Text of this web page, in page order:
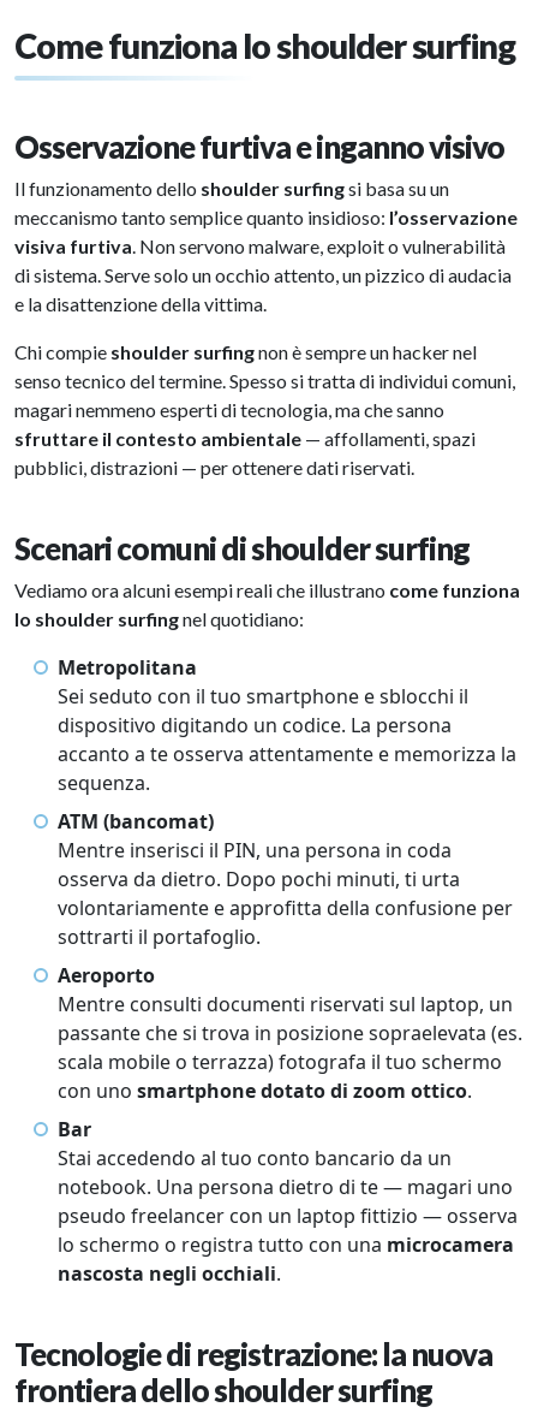
Come funziona lo shoulder surfing
Osservazione furtiva e inganno visivo
Il funzionamento dello shoulder surfingsi basa su un
meccanismo tanto semplice quanto insidioso: l’osservazione
visiva furtiva. Non servono malware, exploit o vulnerabilità
di sistema. Serve solo un occhio attento, un pizzico di audacia
e la disattenzione della vittima.
Chi compie shoulder surfingnon è sempre un hacker nel
senso tecnico del termine. Spesso si tratta di individui comuni,
magari nemmeno esperti di tecnologia, ma che sanno
sfruttare il contesto ambientale — affollamenti, spazi
pubblici, distrazioni — per ottenere dati riservati.
Scenari comuni di shoulder surfing
Vediamo ora alcuni esempi reali che illustrano come funziona
lo shoulder surfingnel quotidiano:
Metropolitana
Sei seduto con il tuo smartphone e sblocchi il
dispositivo digitando un codice. La persona
accanto a te osserva attentamente e memorizza la
sequenza.
ATM (bancomat)
Mentre inserisci il PIN, una persona in coda
osserva da dietro. Dopo pochi minuti, ti urta
volontariamente e approfitta della confusione per
sottrarti il portafoglio.
Aeroporto
Mentre consulti documenti riservati sul laptop, un
passante che si trova in posizione sopraelevata (es.
scala mobile o terrazza) fotografa il tuo schermo
con uno smartphone dotato di zoom ottico.
Bar
Stai accedendo al tuo conto bancario da un
notebook. Una persona dietro di te — magari uno
pseudo freelancer con un laptop fittizio — osserva
lo schermo o registra tutto con una microcamera
nascosta negli occhiali.
Tecnologie di registrazione: la nuova
frontiera dello shoulder surfing